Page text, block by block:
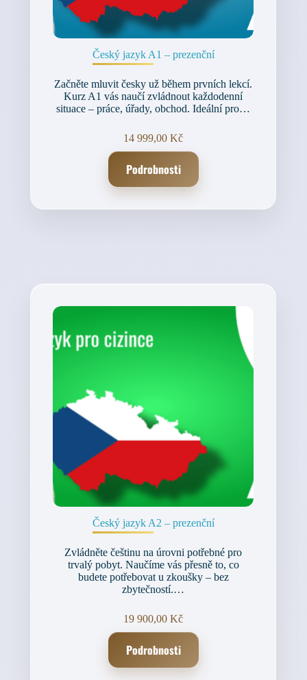
Český jazyk A1 – prezenční
Začněte mluvit česky už během prvních lekcí.
Kurz A1 vás naučí zvládnout každodenní
situace – práce, úřady, obchod. Ideální pro…
14 999,00Kč
Podrobnosti
Český jazyk A2 – prezenční
Zvládněte češtinu na úrovni potřebné pro
trvalý pobyt. Naučíme vás přesně to, co
budete potřebovat u zkoušky – bez
zbytečností.…
19 900,00Kč
Podrobnosti